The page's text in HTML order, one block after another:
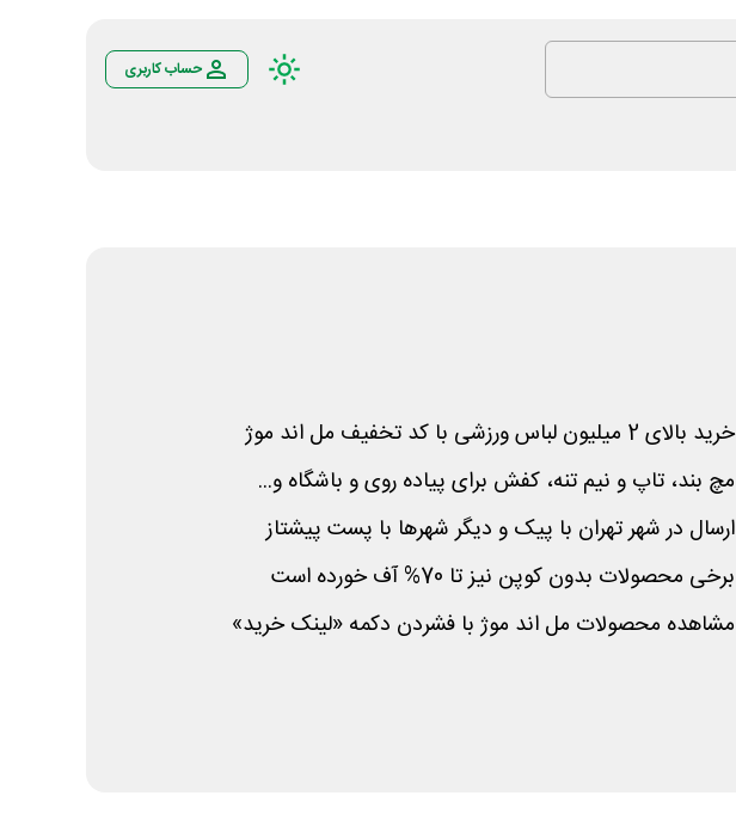
حساب کاربری
خرید بالای 2 میلیون لباس ورزشی با کد تخفیف مل اند موژ
مچ بند، تاپ و نیم تنه، کفش برای پیاده روی و باشگاه و...
ارسال در شهر تهران با پیک و دیگر شهرها با پست پیشتاز
برخی محصولات بدون کوپن نیز تا 70% آف خورده است
مشاهده محصولات مل اند موژ با فشردن دکمه «لینک خرید»